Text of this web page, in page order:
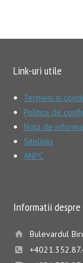
Link-uri utile
Termeni si
Politica de
Nota de
Sitelinks
ANPC
Informatii despre
Bulevardul